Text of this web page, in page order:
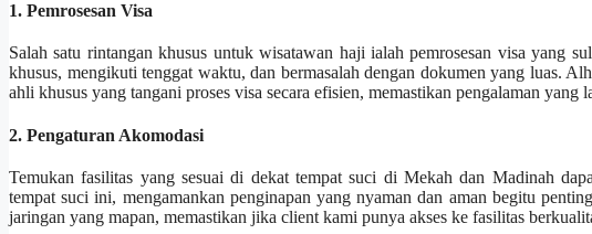
1. Pemrosesan Visa
Salah satu rintangan khusus untuk wisatawan haji ialah pemrosesan visa yang
khusus, mengikuti tenggat waktu, dan bermasalah dengan dokumen yang luas.
ahli khusus yang tangani proses visa secara efisien, memastikan pengalaman yang
2. Pengaturan Akomodasi
Temukan fasilitas yang sesuai di dekat tempat suci di Mekah dan Madinah
tempat suci ini, mengamankan penginapan yang nyaman dan aman begitu
jaringan yang mapan, memastikan jika client kami punya akses ke fasilitas